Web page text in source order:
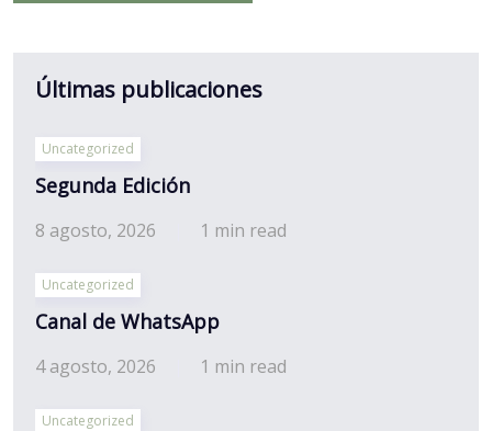
Últimas publicaciones
Uncategorized
Segunda Edición
8 agosto, 2026 1 min read
Uncategorized
Canal de WhatsApp
4 agosto, 2026 1 min read
Uncategorized